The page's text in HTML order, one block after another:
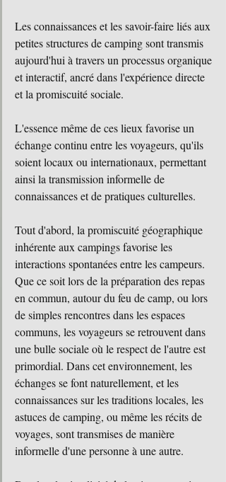
Les connaissances et les savoir-faire liés aux
petites structures de camping sont transmis
aujourd'hui à travers un processus organique
et interactif, ancré dans l'expérience directe
et la promiscuité sociale.
L'essence même de ces lieux favorise un
échange continu entre les voyageurs, qu'ils
soient locaux ou internationaux, permettant
ainsi la transmission informelle de
connaissances et de pratiques culturelles.
Tout d'abord, la promiscuité géographique
inhérente aux campings favorise les
interactions spontanées entre les campeurs.
Que ce soit lors de la préparation des repas
en commun, autour du feu de camp, ou lors
de simples rencontres dans les espaces
communs, les voyageurs se retrouvent dans
une bulle sociale où le respect de l'autre est
primordial. Dans cet environnement, les
échanges se font naturellement, et les
connaissances sur les traditions locales, les
astuces de camping, ou même les récits de
voyages, sont transmises de manière
informelle d'une personne à une autre.